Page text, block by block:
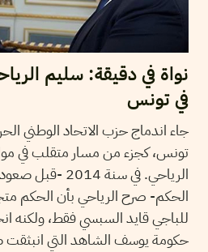
نواة في دقيقة: سليم
في تونس
جاء اندماج حزب الاتحاد الوطني
تونس، كجزء من مسار متقلب في
الرياحي. في سنة
الحكم- صرح الرياحي بأن الحكم
للباجي قايد السبسي فقط، ولكنه